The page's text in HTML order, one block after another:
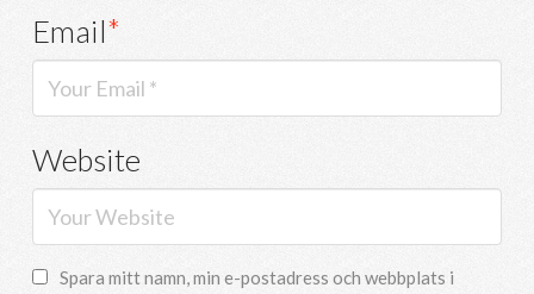
Email*
Website
Spara mitt namn, min e-postadress och webbplats i